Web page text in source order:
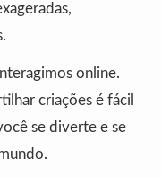
online.
criações é fácil
se diverte e se